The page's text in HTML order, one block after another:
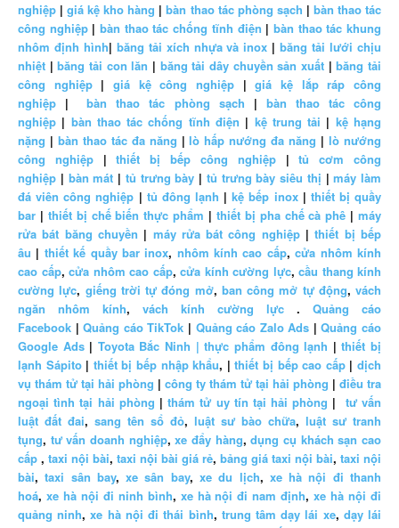
nghiệp |giá kệ kho hàng |bàn thao tác phòng sạch | bàn thao tác
công nghiệp|bàn thao tác chống tĩnh điện | bàn thao tác khung
nhôm định hình| băng tải xích nhựa và inox |băng tải lưới chịu
nhiệt |băng tải con lăn | băng tải dây chuyền sản xuất |băng tải
công nghiệp|giá kệ công nghiệp |giá kệ lắp ráp công
nghiệp |bàn thao tác phòng sạch | bàn thao tác công
nghiệp | bàn thao tác chống tĩnh điện | kệ trung tải | kệ hạng
nặng | bàn thao tác đa năng |lò hấp nướng đa năng |lò nướng
công nghiệp|thiết bị bếp công nghiệp|tủ cơm công
nghiệp | bàn mát | tủ trưng bày | tủ trưng bày siêu thị |máy làm
đá viên công nghiệp | tủ đông lạnh |kệ bếp inox| thiết bị quầy
bar | thiết bị chế biến thực phẩm | thiết bị pha chế cà phê | máy
rửa bát băng chuyền | máy rửa bát công nghiệp|thiết bị bếp
âu | thiết kế quầy bar inox, nhôm kính cao cấp,cửa nhôm kính
cao cấp, cửa nhôm cao cấp, cửa kính cường lực, cầu thang kính
cường lực, giếng trời tự đóng mở, ban công mở tự động, vách
ngăn nhôm kính, vách kính cường lực . Quảng cáo
Facebook |Quảng cáo TikTok | Quảng cáo Zalo Ads |Quảng cáo
Google Ads| Toyota Bắc Ninh | thực phẩm đông lạnh |thiết bị
lạnh Sápito | thiết bị bếp nhập khẩu, |thiết bị bếp cao cấp|dịch
vụ thám tử tại hải phòng | công ty thám tử tại hải phòng | điều tra
ngoại tình tại hải phòng |thám tử uy tín tại hải phòng | tư vấn
luật đất đai, sang tên sổ đỏ, luật sư bào chữa, luật sư tranh
tụng, tư vấn doanh nghiệp,xe đẩy hàng,dụng cụ khách sạn cao
cấp , taxi nội bài, taxi nội bài giá rẻ, bảng giá taxi nội bài, taxi nội
bài,taxi sân bay,xe sân bay,xe du lịch, xe hà nội đi thanh
hoá, xe hà nội đi ninh bình, xe hà nội đi nam định,xe hà nội đi
quảng ninh,xe hà nội đi thái bình, trung tâm dạy lái xe, dạy lái